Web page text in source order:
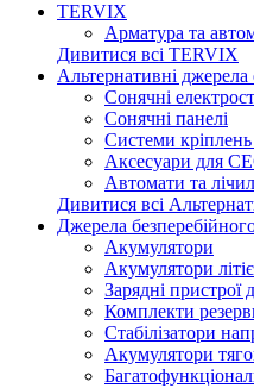
TERVIX
Арматура та
Дивитися всі TERVIX
Альтернативні джерела
Сонячні
Сонячні панелі
Системи
Аксесуари для
Автомати та
Дивитися всі
Джерела
Акумулятори
Акумулятори
Зарядні
Комплекти
Стабілізатори
Акумулятори